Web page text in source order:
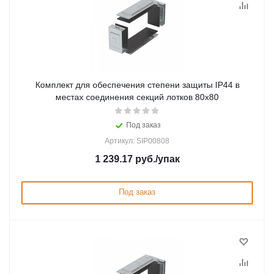
Комплект для обеспечения степени защиты IP44 в
местах соединения секций лотков 80х80
Под заказ
Артикул: SIP00808
1 239.17руб./упак
Под заказ